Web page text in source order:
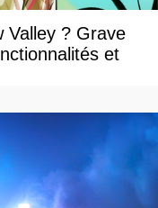
Valley ? Grave
et